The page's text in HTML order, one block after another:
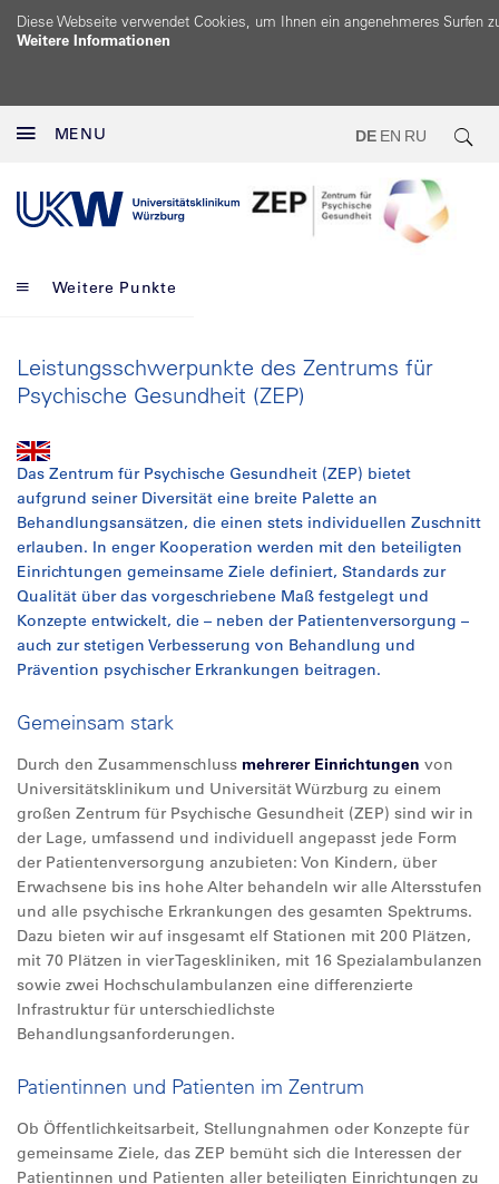
Diese Webseite verwendet Cookies, um Ihnen ein angenehmeres Surfen
Weitere Informationen
MENU DE EN RU
Weitere Punkte
Leistungsschwerpunkte des Zentrums für
Psychische Gesundheit (ZEP)
Das Zentrum für Psychische Gesundheit (ZEP) bietet
aufgrund seiner Diversität eine breite Palette an
Behandlungsansätzen, die einen stets individuellen Zuschnitt
erlauben. In enger Kooperation werden mit den beteiligten
Einrichtungen gemeinsame Ziele definiert, Standards zur
Qualität über das vorgeschriebene Maß festgelegt und
Konzepte entwickelt, die – neben der Patientenversorgung –
auch zur stetigen Verbesserung von Behandlung und
Prävention psychischer Erkrankungen beitragen.
Gemeinsam stark
Durch den Zusammenschluss mehrerer Einrichtungen von
Universitätsklinikum und Universität Würzburg zu einem
großen Zentrum für Psychische Gesundheit (ZEP) sind wir in
der Lage, umfassend und individuell angepasst jede Form
der Patientenversorgung anzubieten: Von Kindern, über
Erwachsene bis ins hohe Alter behandeln wir alle Altersstufen
und alle psychische Erkrankungen des gesamten Spektrums.
Dazu bieten wir auf insgesamt elf Stationen mit 200 Plätzen,
mit 70 Plätzen in vier Tageskliniken, mit 16 Spezialambulanzen
sowie zwei Hochschulambulanzen eine differenzierte
Infrastruktur für unterschiedlichste
Behandlungsanforderungen.
Patientinnen und Patienten im Zentrum
Ob Öffentlichkeitsarbeit, Stellungnahmen oder Konzepte für
gemeinsame Ziele, das ZEP bemüht sich die Interessen der
Patientinnen und Patienten aller beteiligten Einrichtungen zu